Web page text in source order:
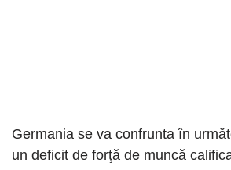
Germania se va confrunta în
un deficit de forţă de muncă